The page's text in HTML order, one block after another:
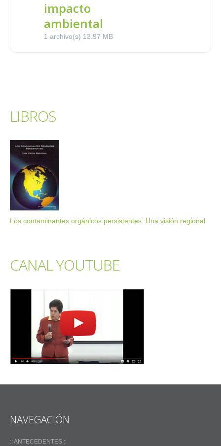
impacto
ambiental
1 archivo(s) 13.97 MB
LIBROS
Los contaminantes orgánicos persistentes: Una visión regional
CANAL YOUTUBE
NAVEGACIÓN
:: ANTECEDENTES ::